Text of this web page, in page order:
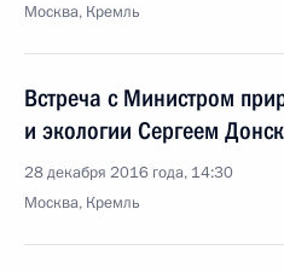
Москва, Кремль
Встреча с Министром
и экологии Сергеем
28 декабря 2016 года, 14:30
Москва, Кремль